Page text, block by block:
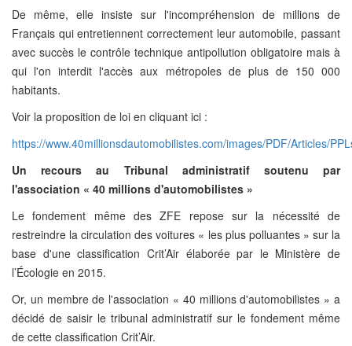
De même, elle insiste sur l'incompréhension de millions de
Français qui entretiennent correctement leur automobile, passant
avec succès le contrôle technique antipollution obligatoire mais à
qui l'on interdit l'accès aux métropoles de plus de 150 000
habitants.
Voir la proposition de loi en cliquant ici :
https://www.40millionsdautomobilistes.com/images/PDF/Articles/
Un recours au Tribunal administratif soutenu par
l'association « 40 millions d'automobilistes »
Le fondement même des ZFE repose sur la nécessité de
restreindre la circulation des voitures « les plus polluantes » sur la
base d'une classification Crit’Air élaborée par le Ministère de
l’Écologie en 2015.
Or, un membre de l'association « 40 millions d'automobilistes » a
décidé de saisir le tribunal administratif sur le fondement même
de cette classification Crit’Air.